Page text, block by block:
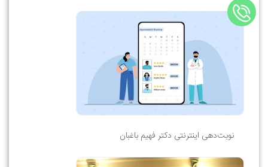
نوبت‌دهی اینترنتی دکتر فهیم باغبان